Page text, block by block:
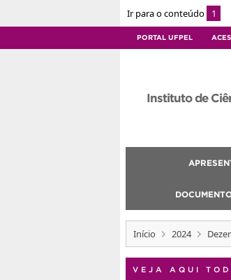
Ir para o conteúdo 1
PORTAL UFPEL
Instituto de
Início 2024
VEJA AQUI